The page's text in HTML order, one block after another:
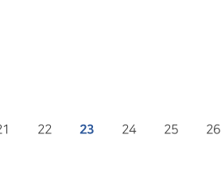
22 23 24 25 26